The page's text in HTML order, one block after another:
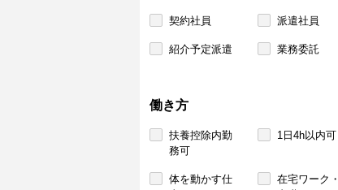
契約社員 派遣社員
紹介予定派遣 業務委託
働き方
扶養控除内勤
務可
1日4h以内可
体を動かす仕
在宅ワーク・